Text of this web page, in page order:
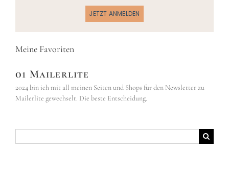
JETZT ANMELDEN
Meine Favoriten
01 Mailerlite
2024 bin ich mit all meinen Seiten und Shops für den Newsletter zu
Mailerlite gewechselt. Die beste Entscheidung.
nach: